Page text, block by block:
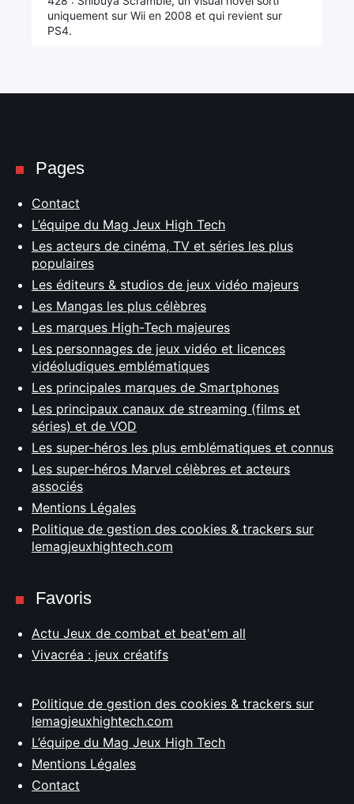
uniquement sur Wii en 2008 et qui revient sur
PS4.
Pages
Contact
L’équipe du Mag Jeux High Tech
Les acteurs de cinéma, TV et séries les plus
populaires
Les éditeurs & studios de jeux vidéo majeurs
Les Mangas les plus célèbres
Les marques High-Tech majeures
Les personnages de jeux vidéo et licences
vidéoludiques emblématiques
Les principales marques de Smartphones
Les principaux canaux de streaming (films et
séries) et de VOD
Les super-héros les plus emblématiques et connus
Les super-héros Marvel célèbres et acteurs
associés
Mentions Légales
Politique de gestion des cookies & trackers sur
lemagjeuxhightech.com
Favoris
Actu Jeux de combat et beat'em all
Vivacréa : jeux créatifs
Politique de gestion des cookies & trackers sur
lemagjeuxhightech.com
L’équipe du Mag Jeux High Tech
Mentions Légales
Contact
Rechercher